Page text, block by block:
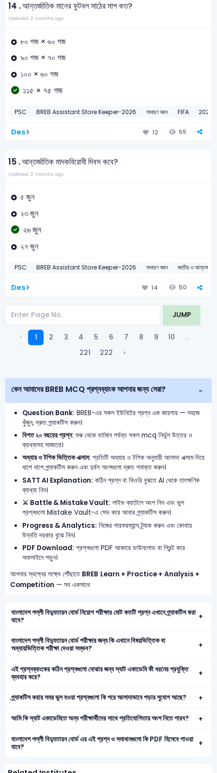
14 .আন্তর্জাতিক মানের ফুটবল মাঠের মাপ কত?
Updated: 2 months ago
৮০ গজ × ৬০ গজ
৯০ গজ × ৭০ গজ
১০০ × ৬০ গজ
১১৫ × ৭৫ গজ
PSC BREB Assistant Store Keeper-2026 সাধারণ জ্ঞান FIFA 2026
Des 12 55
15 .আন্তর্জাতিক মাদকবিরোধী দিবস কবে?
Updated: 2 months ago
৫ জুন
২৩ জুন
২৬ জুন
২৭ জুন
PSC BREB Assistant Store Keeper-2026 সাধারণ জ্ঞান জাতীয় ও
Des 14 50
JUMP
‹ 1 2 3 4 5 6 7 8 9 10
...
221
222 ›
কেন আমাদের BREB MCQ প্রশ্নব্যাংক আপনার জন্য সেরা?
Question Bank: BREB-এর সকল ইউনিটের প্রশ্ন এক জায়গায় — সহজে
খুঁজুন, দ্রুত প্র্যাকটিস করুন।
বিগত ২০ বছরের প্রশ্ন: শুরু থেকে বর্তমান পর্যন্ত সকল mcq নির্ভুল উত্তর ও
ব্যাখ্যাসহ সাজানো।
অধ্যায় ও টপিক ভিত্তিক এক্সাম: প্রতিটি অধ্যায় ও টপিক অনুযায়ী আলাদা এক্সাম দিয়ে
ধাপে ধাপে প্র্যাকটিস করুন এবং দুর্বল অংশগুলো দ্রুত শনাক্ত করুন।
SATT AI Explanation: কঠিন প্রশ্ন বা থিওরি বুঝতে AI থেকে তাৎক্ষণিক
ব্যাখ্যা নিন।
⚔️ Battle & Mistake Vault: লাইভ ব্যাটেলে অংশ নিন এবং ভুল
প্রশ্নগুলো Mistake Vault-এ সেভ করে আবার প্র্যাকটিস করুন।
Progress & Analytics: নিজের পারফরম্যান্স ট্র্যাক করুন এবং কোথায়
উন্নতি দরকার বুঝে নিন।
PDF Download: প্রশ্নগুলো PDF আকারে ডাউনলোড বা প্রিন্ট করে
অফলাইনে পড়ুন।
আপনার স্বপ্নের লক্ষ্যে পৌঁছাতে BREB Learn + Practice + Analysis +
Competition — সব একসাথে
বাংলাদেশ পল্লী বিদ্যুতায়ন বোর্ড নিয়োগ পরীক্ষার মোট কতটি প্রশ্ন এখানে প্র্যাকটিস করা
যাবে?
বাংলাদেশ পল্লী বিদ্যুতায়ন বোর্ড পরীক্ষার জন্য কি এখানে বিষয়ভিত্তিক বা
অধ্যায়ভিত্তিক পরীক্ষা দেওয়া সম্ভব?
এই প্রশ্নব্যাংকের কঠিন প্রশ্নগুলো বোঝার জন্য স্যাট একাডেমি কী ধরনের প্রযুক্তি
ব্যবহার করে?
প্র্যাকটিস করার সময় ভুল হওয়া প্রশ্নগুলো কি পরে আলাদাভাবে পড়ার সুযোগ আছে?
আমি কি স্যাট একাডেমিতে অন্য পরীক্ষার্থীদের সাথে প্রতিযোগিতায় অংশ নিতে পারব?
বাংলাদেশ পল্লী বিদ্যুতায়ন বোর্ড এর এই প্রশ্ন ও সমাধানগুলো কি PDF হিসেবে পাওয়া
যাবে?